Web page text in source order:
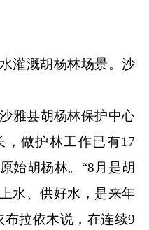
溉胡杨林场景。沙
县胡杨林保护中心
做护林工作已有17
始胡杨林。“8月是胡
水、供好水，是来年
布拉依木说，在连续9